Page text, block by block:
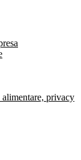
alimentare, privacy